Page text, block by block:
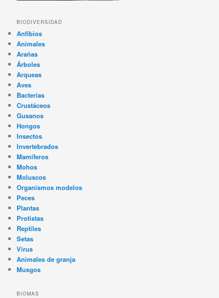
BIODIVERSIDAD
Anfibios
Animales
Arañas
Árboles
Arqueas
Aves
Bacterias
Crustáceos
Gusanos
Hongos
Insectos
Invertebrados
Mamíferos
Mohos
Moluscos
Organismos modelos
Peces
Plantas
Protistas
Reptiles
Setas
Virus
Animales de granja
Musgos
BIOMAS